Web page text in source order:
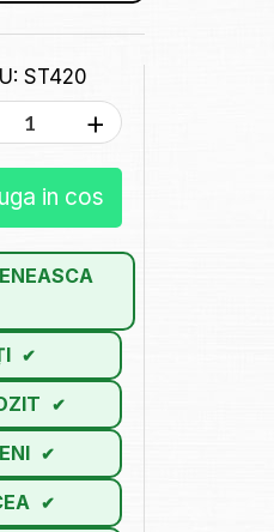
ST420
+
in cos